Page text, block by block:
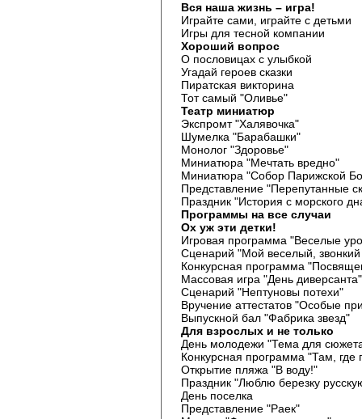
Вся наша жизнь – игра!
Играйте сами, играйте с детьми
Игры для тесной компании
Хороший вопрос
О пословицах с улыбкой
Угадай героев сказки
Пиратская викторина
Тот самый "Оливье"
Театр миниатюр
Экспромт "Халявочка"
Шумелка "Барабашки"
Монолог "Здоровье"
Миниатюра "Мечтать вредно"
Миниатюра "Собор Парижской
Представление "Перепутанные
Праздник "История с морского
Программы на все случаи
Ох уж эти детки!
Игровая программа "Веселые
Сценарий "Мой веселый,
Конкурсная программа
Массовая игра "День диверсанта"
Сценарий "Нептуновы потехи"
Вручение аттестатов "Особые
Выпускной бал "Фабрика звезд"
Для взрослых и не только
День молодежи "Тема для
Конкурсная программа "Там, где
Открытие пляжа "В воду!"
Праздник "Люблю березку
День поселка
Представление "Раек"